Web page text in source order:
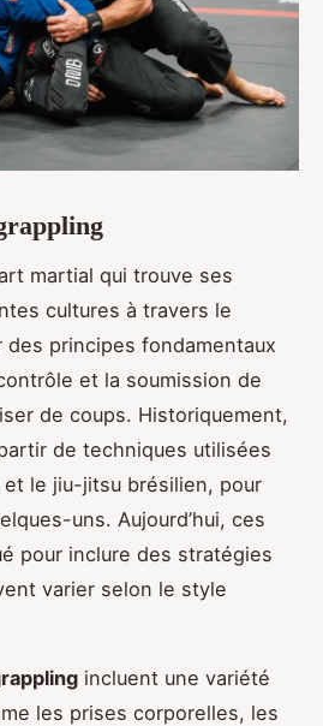
martial qui trouve ses
cultures à travers le
des principes fondamentaux
et la soumission de
de coups. Historiquement,
de techniques utilisées
le jiu-jitsu brésilien, pour
uns. Aujourd’hui, ces
pour inclure des stratégies
varier selon le style
incluent une variété
les prises corporelles, les